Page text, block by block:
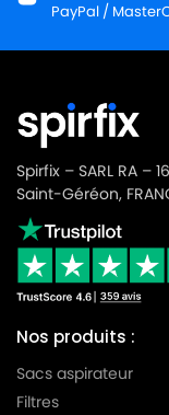
ROWENTA
ROWENTA
ROWENTA
ROWENTA
ROWENTA
ROWENTA
ROWENTA
ROWENTA
ROWENTA
PayPal /
Spirfix – SARL RA –
Saint-Géréon,
Nos produits :
Sacs aspirateur
Filtres